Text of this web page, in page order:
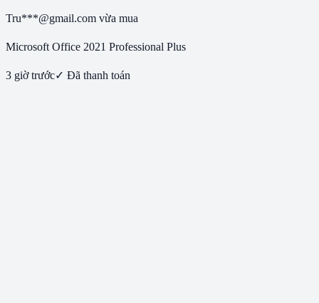
Tru***@gmail.com vừa mua
Microsoft Office 2021 Professional Plus
3 giờ trước✓ Đã thanh toán